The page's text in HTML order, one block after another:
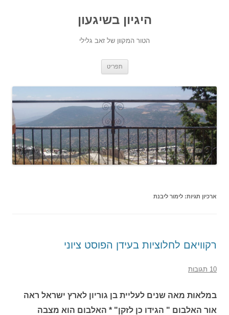
היגיון בשיגעון
הטור המקוון של זאב גלילי
תפריט
ארכיון תגיות: לימור ליבנת
רקוויאם לחלוציות בעידן הפוסט ציוני
10 תגובות
במלאות מאה שנים לעליית בן גוריון לארץ ישראל ראה
אור האלבום " הגידו כן לזקן" * האלבום הוא מצבה